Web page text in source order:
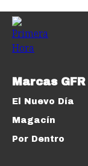
Marcas
El Nuevo Día
Magacín
Por Dentro